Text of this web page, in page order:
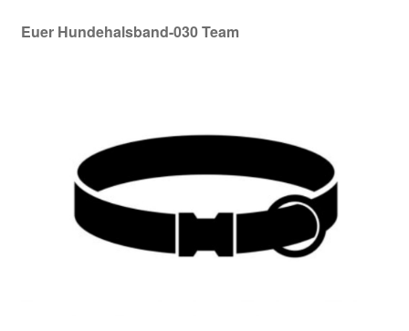
Mein Konto
Euer Hundehalsband-030 Team